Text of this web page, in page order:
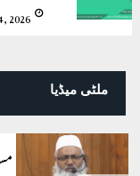
2026
ملٹی میڈیا